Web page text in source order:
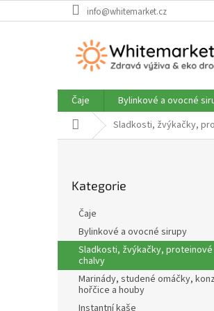
na
info@whitemarket.cz
Čaje Bylinkové a ovocné
Domů Sladkosti, žvýkačky,
n
í
kategorie
Kategorie
Čaje
Bylinkové a ovocné sirupy
Sladkosti, žvýkačky,
chalvy
Marinády, studené omáčky,
hořčice a houby
Instantní kaše